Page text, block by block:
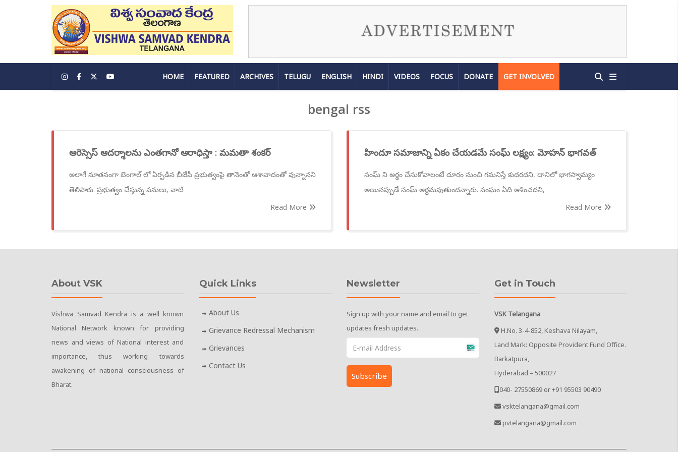
HOME FEATURED ARCHIVES TELUGU ENGLISH HINDI VIDEOS FOCUS DONATE GET INVOLVED
bengal rss
ఆరెస్సెస్ ఆదర్శాలను ఎంతగానో ఆరాధిస్తా : మమతా శంకర్
అలాగే నూతనంగా బెంగాల్ లో ఏర్పడిన బీజేపీ ప్రభుత్వంపై తానెంతో ఆశావాదంతో వున్నానని
తెలిపారు. ప్రభుత్వం చేస్తున్న పనులు, వాటి
Read More
హిందూ సమాజాన్ని ఏకం చేయడమే సంఘ్ లక్ష్యం: మోహన్ భాగవత్
సంఘ్ ని అర్థం చేసుకోవాలంటే దూరం నుంచి గమనిస్తే కుదరదని, దానిలో భాగస్వామ్యం
అయినప్పుడే సంఘ్ అర్థమవుతుందన్నారు. సంఘం ఏది ఆశించదని,
Read More
About VSK
Vishwa Samvad Kendra is a well known
National Network known for providing
news and views of National interest and
importance, thus working towards
awakening of national consciousness of
Bharat.
Quick Links
About Us
Grievance Redressal Mechanism
Grievances
Contact Us
Newsletter
Sign up with your name and email to get
updates fresh updates.
Get in Touch
VSK Telangana
H.No. 3-4-852, Keshava Nilayam,
Land Mark: Opposite Provident Fund Office.
Barkatpura,
Hyderabad – 500027
040- 27550869 or +91 95503 90490
vsktelangana@gmail.com
pvtelangana@gmail.com